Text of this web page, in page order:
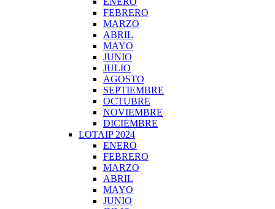
FEBRERO
MARZO
ABRIL
MAYO
JUNIO
JULIO
AGOSTO
SEPTIEMBRE
OCTUBRE
NOVIEMBRE
DICIEMBRE
LOTAIP 2024
ENERO
FEBRERO
MARZO
ABRIL
MAYO
JUNIO